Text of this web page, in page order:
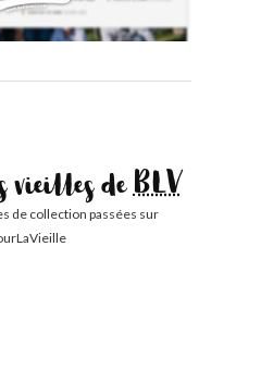
vieilles deBLV
de collection passées sur